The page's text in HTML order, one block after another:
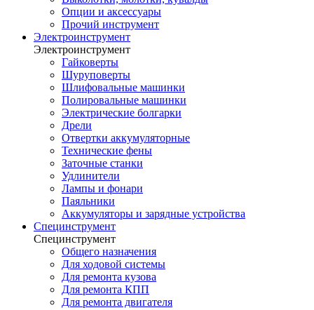
Опции и аксессуары
Прочий инструмент
Электроинструмент
Электроинструмент
Гайковерты
Шуруповерты
Шлифовальные машинки
Полировальные машинки
Электрические болгарки
Дрели
Отвертки аккумуляторные
Технические фены
Заточные станки
Удлинители
Лампы и фонари
Паяльники
Аккумуляторы и зарядные устройства
Специнструмент
Специнструмент
Общего назначения
Для ходовой системы
Для ремонта кузова
Для ремонта КПП
Для ремонта двигателя